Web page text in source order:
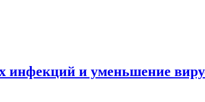
инфекций и уменьшение